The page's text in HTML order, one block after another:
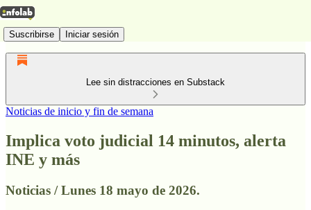
Suscribirse Iniciar sesión
Lee sin distracciones en Substack
Noticias de inicio y fin de semana
Implica voto judicial 14 minutos, alerta
INE y más
Noticias / Lunes 18 mayo de 2026.